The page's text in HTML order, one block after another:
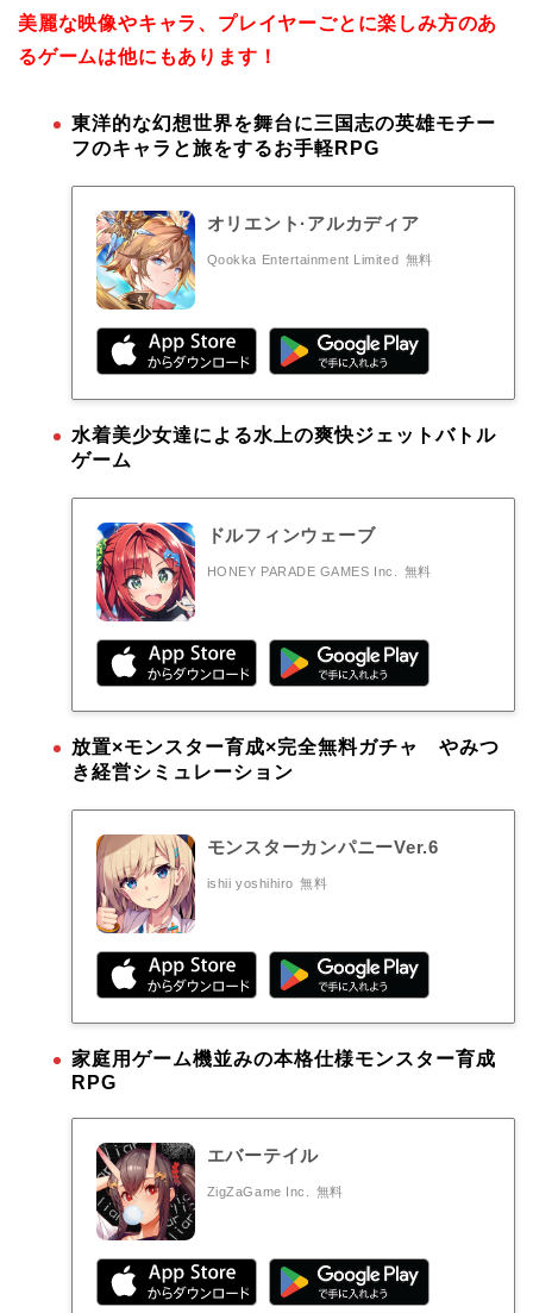
美麗な映像やキャラ、プレイヤーごとに楽しみ方のあ
るゲームは他にもあります！
東洋的な幻想世界を舞台に三国志の英雄モチー
フのキャラと旅をするお手軽RPG
オリエント·アルカディア
Qookka Entertainment Limited 無料
水着美少女達による水上の爽快ジェットバトル
ゲーム
ドルフィンウェーブ
HONEY PARADE GAMES Inc. 無料
放置×モンスター育成×完全無料ガチャ やみつ
き経営シミュレーション
モンスターカンパニーVer.6
ishii yoshihiro 無料
家庭用ゲーム機並みの本格仕様モンスター育成
RPG
エバーテイル
ZigZaGame Inc. 無料